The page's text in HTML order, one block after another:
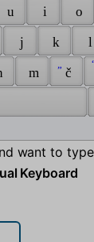
u i
o
j k
m č
want to type
Keyboard